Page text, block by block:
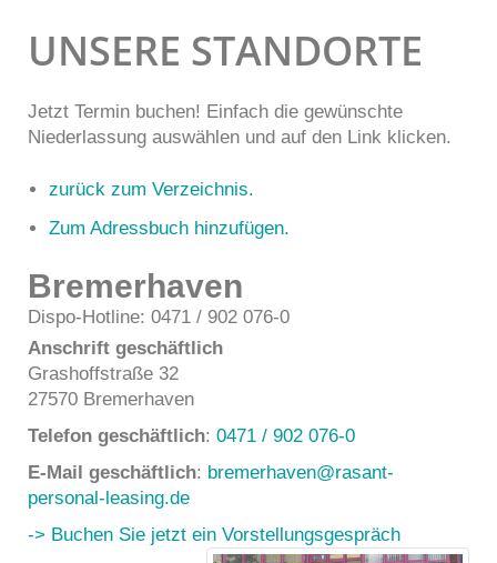
UNSERE STANDORTE
Jetzt Termin buchen! Einfach die gewünschte
Niederlassung auswählen und auf den Link klicken.
zurück zum Verzeichnis.
Zum Adressbuch hinzufügen.
Bremerhaven
Dispo-Hotline: 0471 / 902 076-0
Anschrift geschäftlich
Grashoffstraße 32
27570 Bremerhaven
Telefon geschäftlich: 0471 / 902 076-0
E-Mail geschäftlich: bremerhaven@rasant-
personal-leasing.de
-> Buchen Sie jetzt ein Vorstellungsgespräch